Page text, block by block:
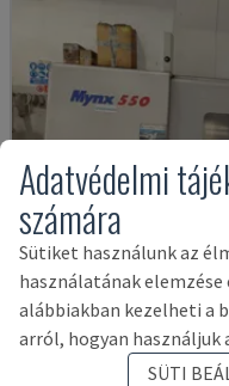
Adatvédelmi
számára
Sütiket használunk az
használatának
alábbiakban kezelheti a
arról, hogyan használjuk
SÜTI